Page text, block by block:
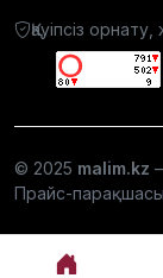
Қауіпсіз
© 2025 malim.kz
Прайс-парақшасы